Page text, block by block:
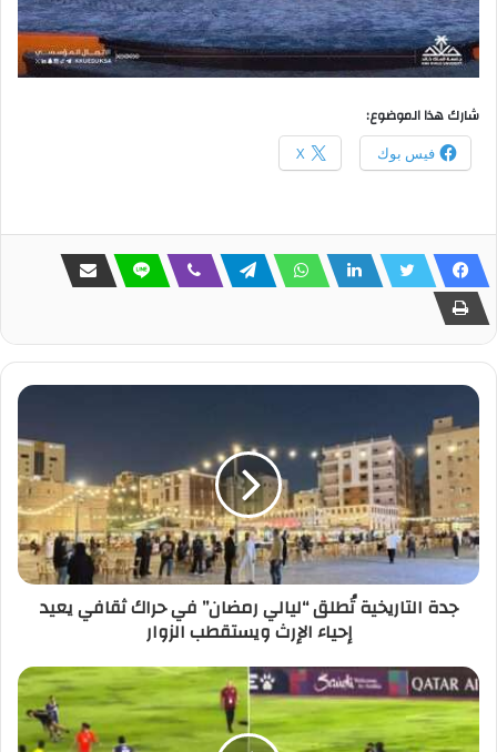
شارك هذا الموضوع:
فيس بوك X
جدة التاريخية تُطلق “ليالي رمضان” في حراك ثقافي يعيد
إحياء الإرث ويستقطب الزوار